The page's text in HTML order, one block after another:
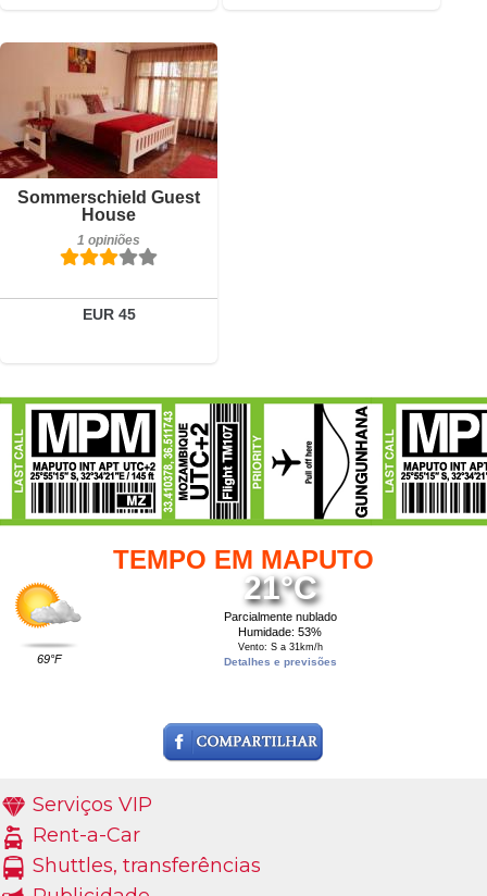
Sommerschield Guest
House
1 opiniões
EUR 45
1 opiniões
Detalhes
Reservar
TEMPO EM MAPUTO
69°F
21°C
Parcialmente nublado
Humidade: 53%
Vento: S a 31km/h
Detalhes e previsões
Serviços VIP
Rent-a-Car
Shuttles, transferências